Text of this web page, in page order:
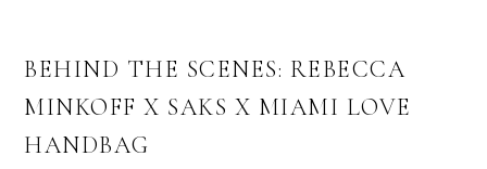
BEHIND THE SCENES: REBECCA
MINKOFF X SAKS X MIAMI LOVE
HANDBAG